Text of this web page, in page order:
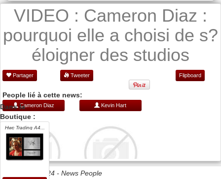
VIDEO : Cameron Diaz :
pourquoi elle a choisi de s?
éloigner des studios
Partager Tweeter Flipboard
People lié à cette news:
Cameron Diaz Kevin Hart
Date 04/01/2024 - News People
Dans la
Boutique :
Hwc Trading A4...